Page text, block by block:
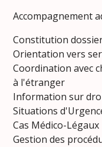
Accompagnement
Constitution
Orientation vers
Coordination avec
à l'étranger
Information sur
Situations
Cas Médico-Légaux
Gestion des